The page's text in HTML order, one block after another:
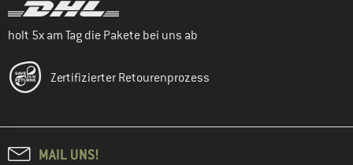
holt 5x am Tag die Pakete bei uns ab
Zertifizierter Retourenprozess
MAIL UNS!